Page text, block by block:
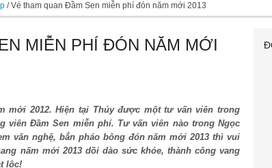
/Vé tham quan Đầm Sen miễn phí đón năm mới 2013
MIỄN PHÍ ĐÓN NĂM MỚI
mới 2012. Hiện tại Thúy được một tư vấn viên trong
viên Đầm Sen miễn phí. Tư vấn viên nào trong Ngọc
văn nghệ, bắn pháo bông đón năm mới 2013 thì vui
năm mới 2013 dồi dào sức khỏe, thành công vang
lộc!